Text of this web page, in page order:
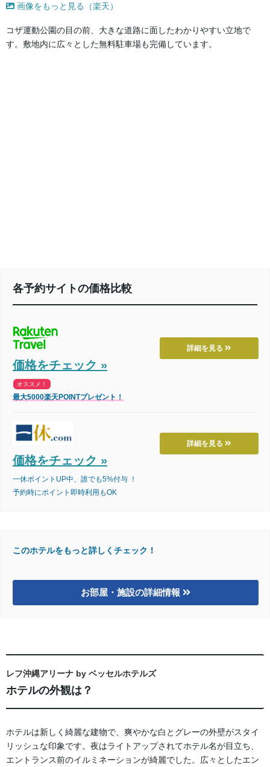
画像をもっと見る（楽天）
コザ運動公園の目の前、大きな道路に面したわかりやすい立地で
す。敷地内に広々とした無料駐車場も完備しています。
各予約サイトの価格比較
詳細を見る
価格をチェック »
オススメ！
最大5000楽天POINTプレゼント！
詳細を見る
価格をチェック »
一休ポイントUP中、誰でも5%付与 ！
予約時にポイント即時利用もOK
このホテルをもっと詳しくチェック！
お部屋・施設の詳細情報
レフ沖縄アリーナ by ベッセルホテルズ
ホテルの外観は？
ホテルは新しく綺麗な建物で、爽やかな白とグレーの外壁がスタイ
リッシュな印象です。夜はライトアップされてホテル名が目立ち、
エントランス前のイルミネーションが綺麗でした。広々としたエン